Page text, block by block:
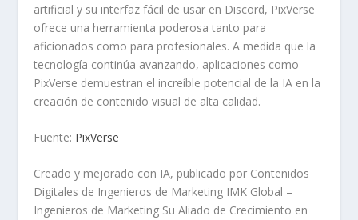
artificial y su interfaz fácil de usar en Discord, PixVerse
ofrece una herramienta poderosa tanto para
aficionados como para profesionales. A medida que la
tecnología continúa avanzando, aplicaciones como
PixVerse demuestran el increíble potencial de la IA en la
creación de contenido visual de alta calidad.
Fuente: PixVerse
Creado y mejorado con IA, publicado por Contenidos
Digitales de Ingenieros de Marketing IMK Global –
Ingenieros de Marketing Su Aliado de Crecimiento en